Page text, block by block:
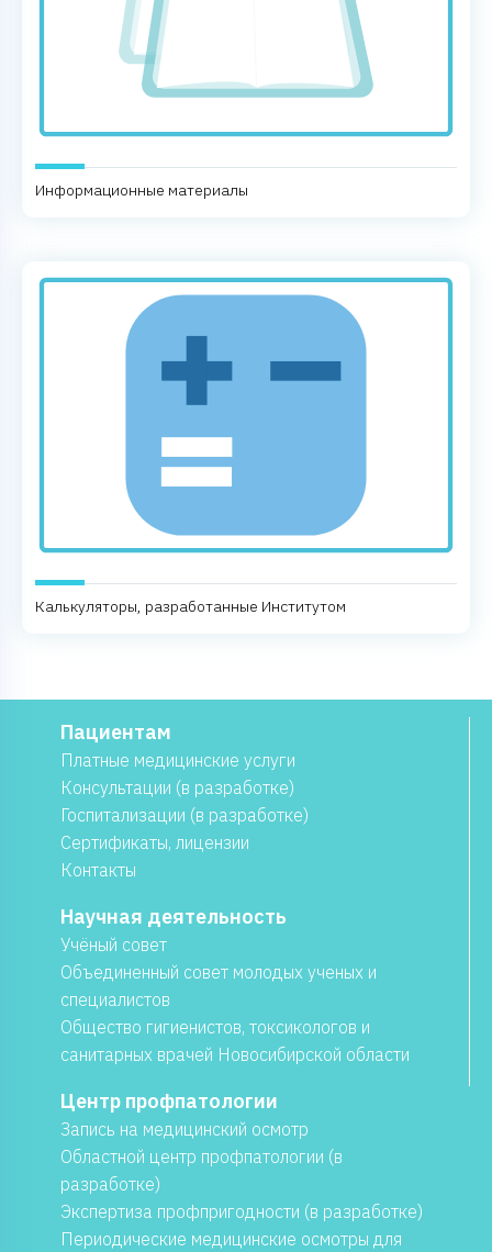
Информационные материалы
Калькуляторы, разработанные Институтом
Пациентам
Платные медицинские услуги
Консультации (в разработке)
Госпитализации (в разработке)
Сертификаты, лицензии
Контакты
Научная деятельность
Учёный совет
Объединенный совет молодых ученых и
специалистов
Общество гигиенистов, токсикологов и
санитарных врачей Новосибирской области
Центр профпатологии
Запись на медицинский осмотр
Областной центр профпатологии (в
разработке)
Экспертиза профпригодности (в разработке)
Периодические медицинские осмотры для